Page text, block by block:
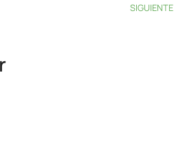
SIGUIENTE